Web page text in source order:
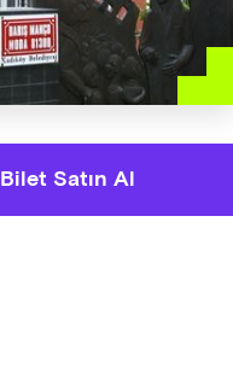
Bilet Satın Al